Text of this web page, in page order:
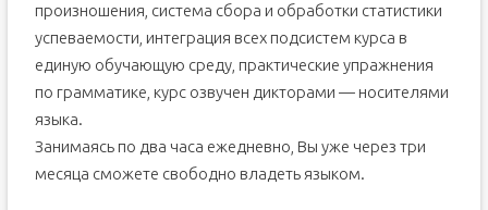
произношения, система сбора и обработки статистики
успеваемости, интеграция всех подсистем курса в
единую обучающую среду, практические упражнения
по грамматике, курс озвучен дикторами — носителями
языка.
Занимаясь по два часа ежедневно, Вы уже через три
месяца сможете свободно владеть языком.